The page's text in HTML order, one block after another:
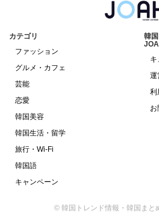
カテゴリ
ファッション
グルメ・カフェ
芸能
恋愛
韓国美容
韓国生活・留学
旅行・Wi-Fi
韓国語
キャンペーン
韓
キ
運
利
お
© 韓国トレンド情報・韓国ま